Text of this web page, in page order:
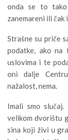
onda se to
zanemareni ili čak
Strašne su priče
podatke, ako na
uslovima i te
oni dalje
nažalost, nema.
Imali smo
velikom dvorištu
sina koji živi u